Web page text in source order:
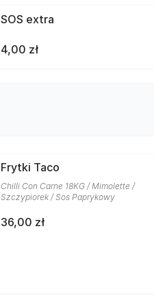
SOS extra
4,00 zł
Frytki Taco
Chilli Con Carne 18KG / Mimolette /
Szczypiorek / Sos Paprykowy
36,00 zł